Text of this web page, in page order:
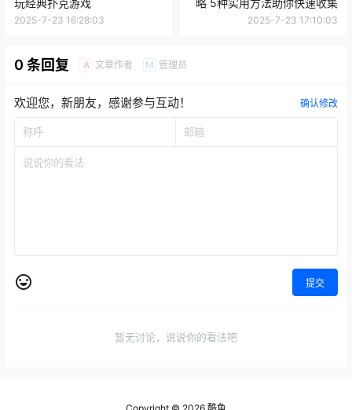
玩经典扑克游戏
2025-7-23 16:28:03
略 5种实用方法助你快速收集
2025-7-23 17:10:03
0 条回复 A 文章作者 M 管理员
欢迎您，新朋友，感谢参与互动！ 确认修改
提交
暂无讨论，说说你的看法吧